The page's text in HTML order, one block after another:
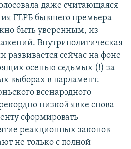
даже считающаяся
ГЕРБ бывшего премьера
быть уверенным, из
Внутриполитическая
развивается сейчас на фоне
осенью седьмых (!) за
выборах в парламент.
всенародного
низкой явке снова
сформировать
реакционных законов
не только с полной